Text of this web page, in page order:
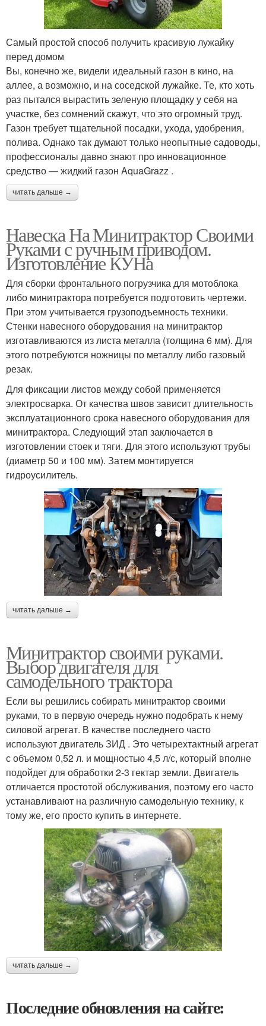
Самый простой способ получить красивую лужайку
перед домом
Вы, конечно же, видели идеальный газон в кино, на
аллее, а возможно, и на соседской лужайке. Те, кто хоть
раз пытался вырастить зеленую площадку у себя на
участке, без сомнений скажут, что это огромный труд.
Газон требует тщательной посадки, ухода, удобрения,
полива. Однако так думают только неопытные садоводы,
профессионалы давно знают про инновационное
средство — жидкий газон AquaGrazz .
читать дальше →
Навеска На Минитрактор Своими
Руками с ручным приводом.
Изготовление КУНа
Для сборки фронтального погрузчика для мотоблока
либо минитрактора потребуется подготовить чертежи.
При этом учитывается грузоподъемность техники.
Стенки навесного оборудования на минитрактор
изготавливаются из листа металла (толщина 6 мм). Для
этого потребуются ножницы по металлу либо газовый
резак.
Для фиксации листов между собой применяется
электросварка. От качества швов зависит длительность
эксплуатационного срока навесного оборудования для
минитрактора. Следующий этап заключается в
изготовлении стоек и тяги. Для этого используют трубы
(диаметр 50 и 100 мм). Затем монтируется
гидроусилитель.
читать дальше →
Минитрактор своими руками.
Выбор двигателя для
самодельного трактора
Если вы решились собирать минитрактор своими
руками, то в первую очередь нужно подобрать к нему
силовой агрегат. В качестве последнего часто
используют двигатель ЗИД . Это четырехтактный агрегат
с объемом 0,52 л. и мощностью 4,5 л/с, который вполне
подойдет для обработки 2-3 гектар земли. Двигатель
отличается простотой обслуживания, поэтому его часто
устанавливают на различную самодельную технику, к
тому же, его просто купить в интернете.
читать дальше →
Последние обновления на сайте: